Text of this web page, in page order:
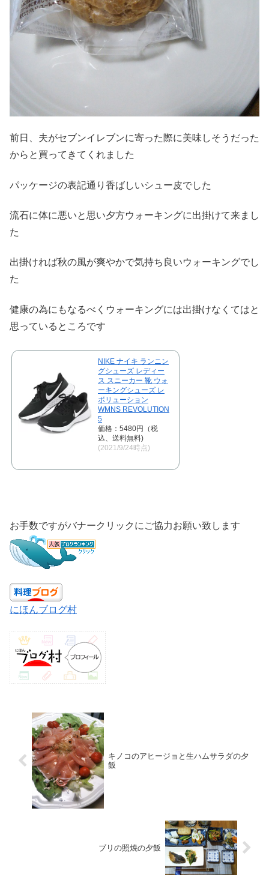
前日、夫がセブンイレブンに寄った際に美味しそうだった
からと買ってきてくれました
パッケージの表記通り香ばしいシュー皮でした
流石に体に悪いと思い夕方ウォーキングに出掛けて来まし
た
出掛ければ秋の風が爽やかで気持ち良いウォーキングでし
た
健康の為にもなるべくウォーキングには出掛けなくてはと
思っているところです
NIKE ナイキ ランニン
グシューズ レディー
ス スニーカー 靴 ウォ
ーキングシューズ レ
ボリューション
WMNS REVOLUTION
5
価格：5480円（税
込、送料無料)
(2021/9/24時点)
お手数ですがバナークリックにご協力お願い致します
にほんブログ村
キノコのアヒージョと生ハムサラダの夕
飯
ブリの照焼の夕飯